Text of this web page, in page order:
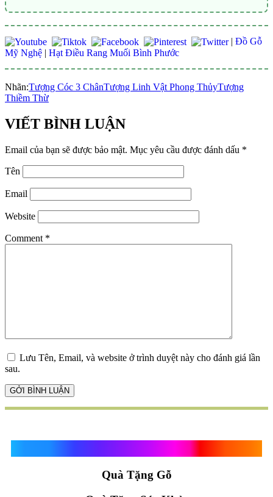
| Đồ Gỗ
Mỹ Nghệ | Hạt Điều Rang Muối Bình Phước
Nhãn:Tượng Cóc 3 ChânTượng Linh Vật Phong ThủyTượng
Thiềm Thừ
VIẾT BÌNH LUẬN
Email của bạn sẽ được bảo mật. Mục yêu cầu được đánh dấu *
Tên
Email
Website
Comment *
Lưu Tên, Email, và website ở trình duyệt này cho đánh giá lần
sau.
Quà Tặng Gỗ